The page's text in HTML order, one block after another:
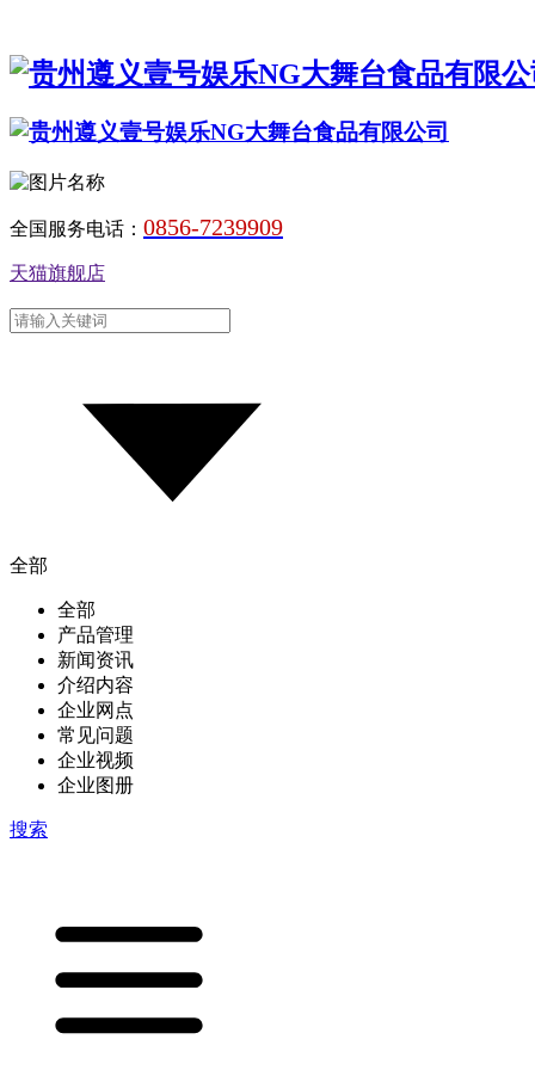
全国服务电话： 0856-7239909
天猫旗舰店
全部
全部
产品管理
新闻资讯
介绍内容
企业网点
常见问题
企业视频
企业图册
搜索